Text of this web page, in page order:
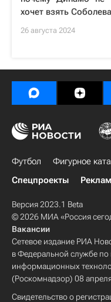
хочет взять Соболева
26 августа 2024
Футбол Фигурное
Спецпроекты
Версия 2023.1 Beta
© 2026 МИА «Россия
Вакансии
Сетевое издание РИА
в Федеральной службе по
информационных
(Роскомнадзор) 08
Свидетельство о